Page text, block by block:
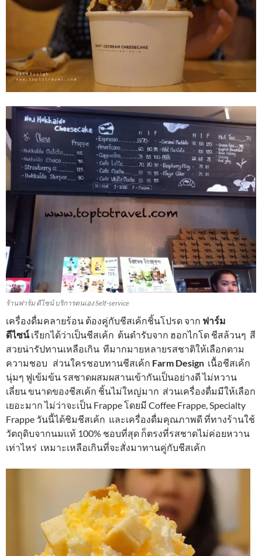
ร้านฟาร์ม ดีไซน์ บริการตนเอง Self-service
เครื่องดื่มคลายร้อน ต้องคู่กับชีสเค้กชิ้นโปรด จาก ฟาร์ม
ดีไซน์เรียกได้ว่าเป็นชีสเค้ก ต้นตำรับจาก ฮอกไกโด ชีสล้วนๆ สี
สวยน่ารัปทานเหลือเกิน ทีมากมายหลายรสชาติให้เลือกตาม
ความชอบ ส่วนใครชอบทานชีสเค้ก Farm Design เนื้อชีสเค้ก
นุ่มๆ ฟูเข้มข้น รสชาดผสมผสานเข้ากันเป็นอย่างดี ไม่หวาน
เลี่ยน ขนาดของชีสเค้ก ชิ้นไม่ใหญ่มาก ส่วนเครื่องดื่มมีให้เลือก
เยอะมาก ไม่ว่าจะเป็น Frappe โดยมี Coffee Frappe, Specialty
Frappe วันนี้ได้ชิมชีสเค้ก และเครื่องดื่มคุณภาพดี ที่ทางร้านใช้
วัตถุดิบจากนมแท้ 100% ชอบที่สุด ก็ตรงที่รสชาดไม่ค่อยหวาน
เท่าไหร่ เหมาะเหลือเกินที่จะสั่งมาทานคู่กับชีสเค้ก